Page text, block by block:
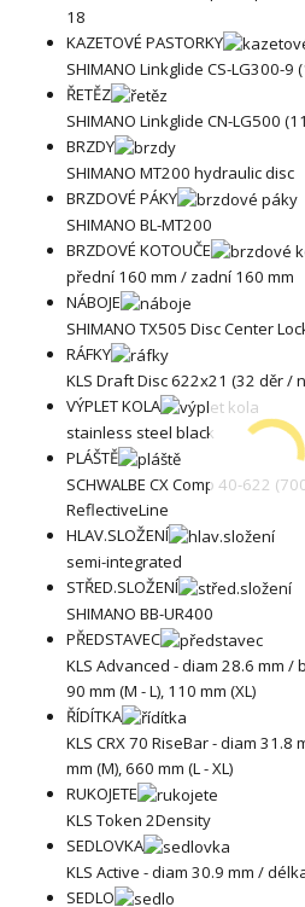
18
KAZETOVÉ PASTORKY
SHIMANO Linkglide CS-LG300-9
ŘETĚZ
SHIMANO Linkglide CN-LG500
BRZDY
SHIMANO MT200 hydraulic disc
BRZDOVÉ PÁKY
SHIMANO BL-MT200
BRZDOVÉ KOTOUČE
přední 160 mm / zadní 160 mm
NÁBOJE
SHIMANO TX505 Disc Center
RÁFKY
KLS Draft Disc 622x21 (32 děr /
VÝPLET KOLA
stainless steel black
PLÁŠTĚ
SCHWALBE CX Comp 40-622
ReflectiveLine
HLAV.SLOŽENÍ
semi-integrated
STŘED.SLOŽENÍ
SHIMANO BB-UR400
PŘEDSTAVEC
KLS Advanced - diam 28.6 mm
90 mm (M - L), 110 mm (XL)
ŘÍDÍTKA
KLS CRX 70 RiseBar - diam
mm (M), 660 mm (L - XL)
RUKOJETE
KLS Token 2Density
SEDLOVKA
KLS Active - diam 30.9 mm /
SEDLO